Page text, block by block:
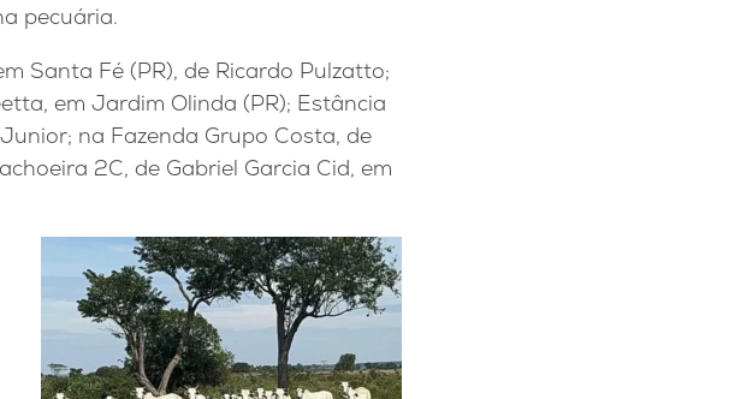
pecuária.
Santa Fé (PR), de Ricardo Pulzatto;
em Jardim Olinda (PR); Estância
na Fazenda Grupo Costa, de
2C, de Gabriel Garcia Cid, em